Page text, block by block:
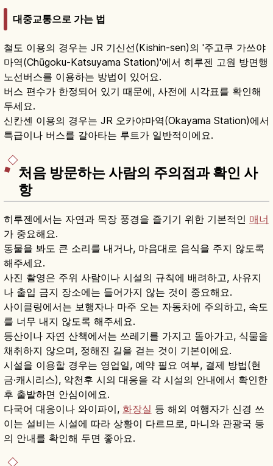
대중교통으로 가는 법
철도 이용의 경우는 JR 기신선(Kishin-sen)의 '주고쿠 가쓰야
마역(Chūgoku-Katsuyama Station)'에서 히루젠 고원 방면행
노선버스를 이용하는 방법이 있어요.
버스 편수가 한정되어 있기 때문에, 사전에 시각표를 확인해
두세요.
신칸센 이용의 경우는 JR 오카야마역(Okayama Station)에서
특급이나 버스를 갈아타는 루트가 일반적이에요.
처음 방문하는 사람의 주의점과 확인 사
항
히루젠에서는 자연과 목장 풍경을 즐기기 위한 기본적인 매너
가 중요해요.
동물을 봐도 큰 소리를 내거나, 마음대로 음식을 주지 않도록
해주세요.
사진 촬영은 주위 사람이나 시설의 규칙에 배려하고, 사유지
나 출입 금지 장소에는 들어가지 않는 것이 중요해요.
사이클링에서는 보행자나 마주 오는 자동차에 주의하고, 속도
를 너무 내지 않도록 해주세요.
등산이나 자연 산책에서는 쓰레기를 가지고 돌아가고, 식물을
채취하지 않으며, 정해진 길을 걷는 것이 기본이에요.
시설을 이용할 경우는 영업일, 예약 필요 여부, 결제 방법(현
금·캐시리스), 악천후 시의 대응을 각 시설의 안내에서 확인한
후 출발하면 안심이에요.
다국어 대응이나 와이파이, 화장실 등 해외 여행자가 신경 쓰
이는 설비는 시설에 따라 상황이 다르므로, 마니와 관광국 등
의 안내를 확인해 두면 좋아요.